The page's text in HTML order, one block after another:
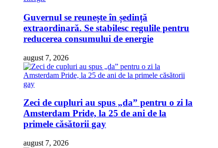
Guvernul se reunește în ședință
extraordinară. Se stabilesc regulile pentru
reducerea consumului de energie
august 7, 2026
Zeci de cupluri au spus „da” pentru o zi la
Amsterdam Pride, la 25 de ani de la
primele căsătorii gay
august 7, 2026